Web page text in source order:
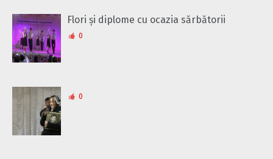
Flori și diplome cu ocazia sărbătorii
0
0